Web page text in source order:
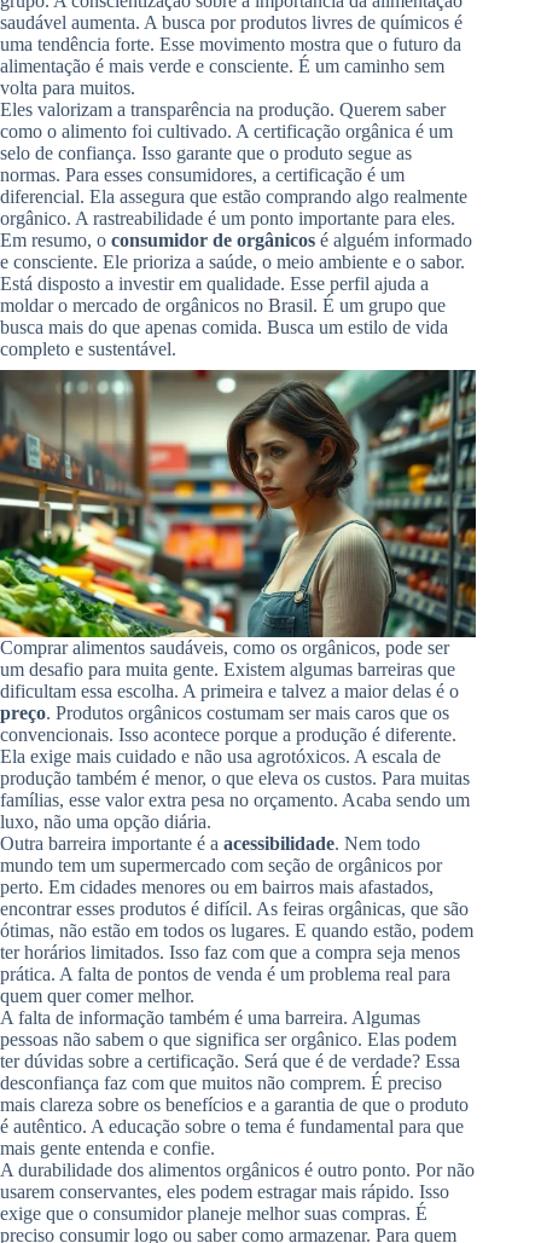
saudável aumenta. A busca por produtos livres de químicos é
uma tendência forte. Esse movimento mostra que o futuro da
alimentação é mais verde e consciente. É um caminho sem
volta para muitos.
Eles valorizam a transparência na produção. Querem saber
como o alimento foi cultivado. A certificação orgânica é um
selo de confiança. Isso garante que o produto segue as
normas. Para esses consumidores, a certificação é um
diferencial. Ela assegura que estão comprando algo realmente
orgânico. A rastreabilidade é um ponto importante para eles.
Em resumo, o consumidor de orgânicos é alguém informado
e consciente. Ele prioriza a saúde, o meio ambiente e o sabor.
Está disposto a investir em qualidade. Esse perfil ajuda a
moldar o mercado de orgânicos no Brasil. É um grupo que
busca mais do que apenas comida. Busca um estilo de vida
completo e sustentável.
Comprar alimentos saudáveis, como os orgânicos, pode ser
um desafio para muita gente. Existem algumas barreiras que
dificultam essa escolha. A primeira e talvez a maior delas é o
preço. Produtos orgânicos costumam ser mais caros que os
convencionais. Isso acontece porque a produção é diferente.
Ela exige mais cuidado e não usa agrotóxicos. A escala de
produção também é menor, o que eleva os custos. Para muitas
famílias, esse valor extra pesa no orçamento. Acaba sendo um
luxo, não uma opção diária.
Outra barreira importante é a acessibilidade. Nem todo
mundo tem um supermercado com seção de orgânicos por
perto. Em cidades menores ou em bairros mais afastados,
encontrar esses produtos é difícil. As feiras orgânicas, que são
ótimas, não estão em todos os lugares. E quando estão, podem
ter horários limitados. Isso faz com que a compra seja menos
prática. A falta de pontos de venda é um problema real para
quem quer comer melhor.
A falta de informação também é uma barreira. Algumas
pessoas não sabem o que significa ser orgânico. Elas podem
ter dúvidas sobre a certificação. Será que é de verdade? Essa
desconfiança faz com que muitos não comprem. É preciso
mais clareza sobre os benefícios e a garantia de que o produto
é autêntico. A educação sobre o tema é fundamental para que
mais gente entenda e confie.
A durabilidade dos alimentos orgânicos é outro ponto. Por não
usarem conservantes, eles podem estragar mais rápido. Isso
exige que o consumidor planeje melhor suas compras. É
preciso consumir logo ou saber como armazenar. Para quem